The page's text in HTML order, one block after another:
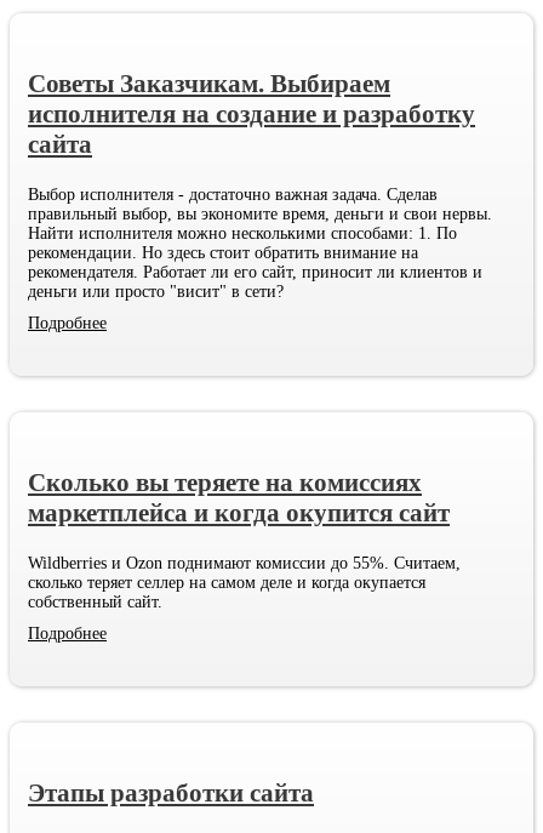
Советы Заказчикам. Выбираем
исполнителя на создание и разработку
сайта
Выбор исполнителя - достаточно важная задача. Сделав
правильный выбор, вы экономите время, деньги и свои нервы.
Найти исполнителя можно несколькими способами: 1. По
рекомендации. Но здесь стоит обратить внимание на
рекомендателя. Работает ли его сайт, приносит ли клиентов и
деньги или просто "висит" в сети?
Подробнее
Сколько вы теряете на комиссиях
маркетплейса и когда окупится сайт
Wildberries и Ozon поднимают комиссии до 55%. Считаем,
сколько теряет селлер на самом деле и когда окупается
собственный сайт.
Подробнее
Этапы разработки сайта